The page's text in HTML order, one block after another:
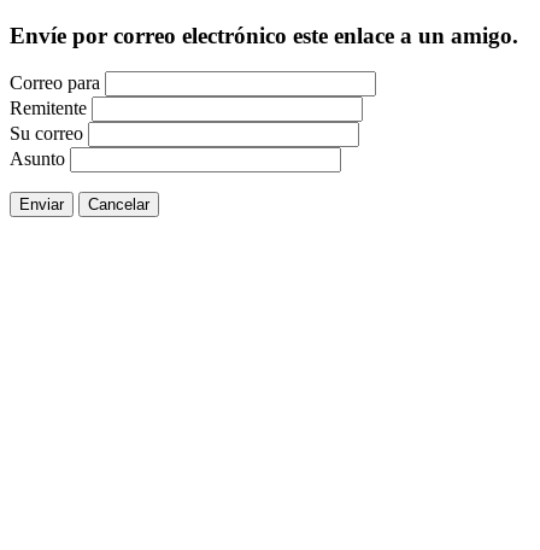
Envíe por correo electrónico este enlace a un amigo.
Correo para
Remitente
Su correo
Asunto